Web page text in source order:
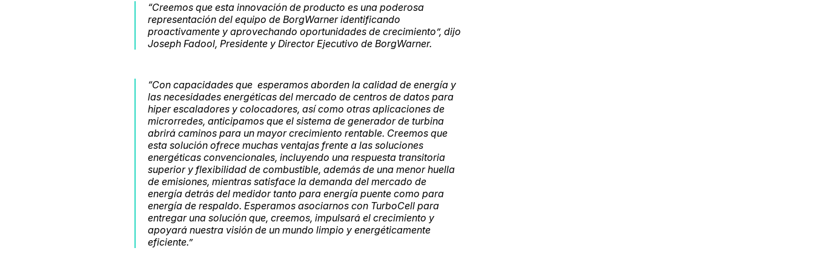
“Creemos que esta innovación de producto es una poderosa
representación del equipo de BorgWarner identificando
proactivamente y aprovechando oportunidades de crecimiento”, dijo
Joseph Fadool, Presidente y Director Ejecutivo de BorgWarner.
“Con capacidades que esperamos aborden la calidad de energía y
las necesidades energéticas del mercado de centros de datos para
hiper escaladores y colocadores, así como otras aplicaciones de
microrredes, anticipamos que el sistema de generador de turbina
abrirá caminos para un mayor crecimiento rentable. Creemos que
esta solución ofrece muchas ventajas frente a las soluciones
energéticas convencionales, incluyendo una respuesta transitoria
superior y flexibilidad de combustible, además de una menor huella
de emisiones, mientras satisface la demanda del mercado de
energía detrás del medidor tanto para energía puente como para
energía de respaldo. Esperamos asociarnos con TurboCell para
entregar una solución que, creemos, impulsará el crecimiento y
apoyará nuestra visión de un mundo limpio y energéticamente
eficiente.”